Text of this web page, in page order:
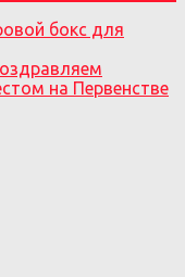
бокс для
на Первенстве